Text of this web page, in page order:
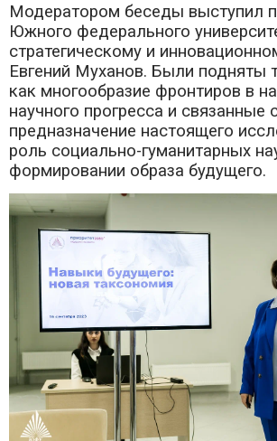
Модератором беседы выступил
Южного федерального
стратегическому и
Евгений Муханов. Были подняты
как многообразие фронтиров в
научного прогресса и связанные
предназначение настоящего
роль социально-гуманитарных
формировании образа будущего.